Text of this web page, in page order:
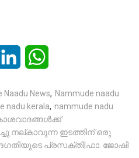
LinkedIn
Naadu News, Nammude naadu
nadu kerala, nammude nadu
ഇടത്തിന് ഒരു
പ്രസക്തി|ഫാ. ജോഷി